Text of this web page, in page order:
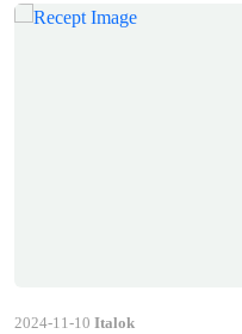
2024-11-10 Italok